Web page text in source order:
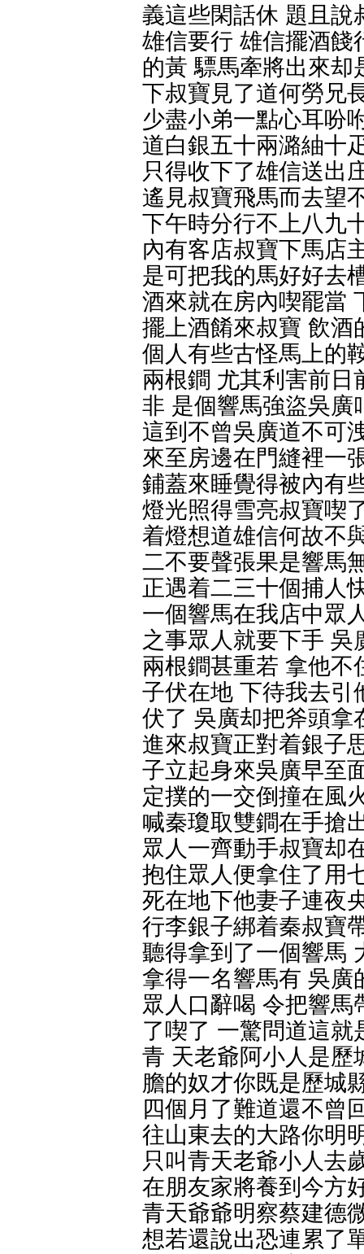
義這些閑話休 題且說
雄信要行 雄信擺酒餞
的黃 驃馬牽將出來却
下叔寶見了道何勞兄
少盡小弟一點心耳吩
道白銀五十兩潞紬十
只得收下了雄信送出
遙見叔寶飛馬而去望
下午時分行不上八九
內有客店叔寶下馬店
是可把我的馬好好去
酒來就在房內喫罷當
擺上酒餚來叔寶 飲酒
個人有些古怪馬上的
兩根鐧 尤其利害前日
非 是個響馬強盜吳廣
這到不曾吳廣道不可
來至房邊在門縫裡一
鋪蓋來睡覺得被內有
燈光照得雪亮叔寶喫
着燈想道雄信何故不
二不要聲張果是響馬
正遇着二三十個捕人
一個響馬在我店中眾
之事眾人就要下手
兩根鐧甚重若 拿他不
子伏在地 下待我去引
伏了 吳廣却把斧頭拿
進來叔寶正對着銀子
子立起身來吳廣早至
定撲的一交倒撞在風
喊秦瓊取雙鐧在手搶
眾人一齊動手叔寶却
抱住眾人便拿住了用
死在地下他妻子連夜
行李銀子綁着秦叔寶
聽得拿到了一個響馬
拿得一名響馬有 吳廣
眾人口辭喝 令把響馬
了喫了 一驚問道這就
青 天老爺阿小人是歷
膽的奴才你既是歷城
四個月了難道還不曾
往山東去的大路你明
只叫青天老爺小人去
在朋友家將養到今方
青天爺爺明察蔡建德
想若還說出恐連累了